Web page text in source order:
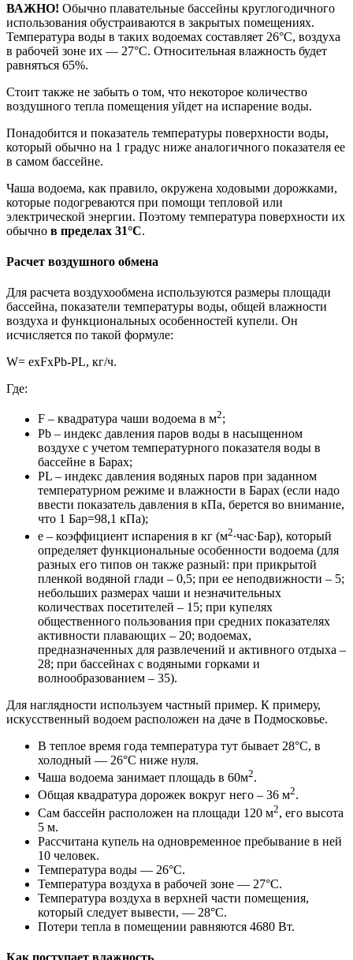
ВАЖНО! Обычно плавательные бассейны круглогодичного
использования обустраиваются в закрытых помещениях.
Температура воды в таких водоемах составляет 26°С, воздуха
в рабочей зоне их — 27°С. Относительная влажность будет
равняться 65%.
Стоит также не забыть о том, что некоторое количество
воздушного тепла помещения уйдет на испарение воды.
Понадобится и показатель температуры поверхности воды,
который обычно на 1 градус ниже аналогичного показателя ее
в самом бассейне.
Чаша водоема, как правило, окружена ходовыми дорожками,
которые подогреваются при помощи тепловой или
электрической энергии. Поэтому температура поверхности их
обычно в пределах 31°С.
Расчет воздушного обмена
Для расчета воздухообмена используются размеры площади
бассейна, показатели температуры воды, общей влажности
воздуха и функциональных особенностей купели. Он
исчисляется по такой формуле:
W= exFxPb-PL, кг/ч.
Где:
F – квадратура чаши водоема в м2;
Pb – индекс давления паров воды в насыщенном
воздухе с учетом температурного показателя воды в
бассейне в Барах;
PL – индекс давления водяных паров при заданном
температурном режиме и влажности в Барах (если надо
ввести показатель давления в кПа, берется во внимание,
что 1 Бар=98,1 кПа);
е – коэффициент испарения в кг (м2∙час∙Бар), который
определяет функциональные особенности водоема (для
разных его типов он также разный: при прикрытой
пленкой водяной глади – 0,5; при ее неподвижности – 5;
небольших размерах чаши и незначительных
количествах посетителей – 15; при купелях
общественного пользования при средних показателях
активности плавающих – 20; водоемах,
предназначенных для развлечений и активного отдыха –
28; при бассейнах с водяными горками и
волнообразованием – 35).
Для наглядности используем частный пример. К примеру,
искусственный водоем расположен на даче в Подмосковье.
В теплое время года температура тут бывает 28°С, в
холодный — 26°С ниже нуля.
Чаша водоема занимает площадь в 60м2.
Общая квадратура дорожек вокруг него – 36 м2.
Сам бассейн расположен на площади 120 м2, его высота
5 м.
Рассчитана купель на одновременное пребывание в ней
10 человек.
Температура воды — 26°С.
Температура воздуха в рабочей зоне — 27°С.
Температура воздуха в верхней части помещения,
который следует вывести, — 28°С.
Потери тепла в помещении равняются 4680 Вт.